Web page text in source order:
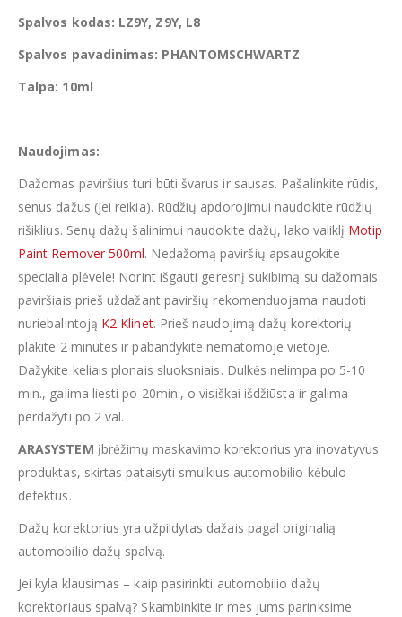
Spalvos kodas: LZ9Y, Z9Y, L8
Spalvos pavadinimas: PHANTOMSCHWARTZ
Talpa: 10ml
Naudojimas:
Dažomas paviršius turi būti švarus ir sausas. Pašalinkite rūdis,
senus dažus (jei reikia). Rūdžių apdorojimui naudokite rūdžių
rišiklius. Senų dažų šalinimui naudokite dažų, lako valiklį Motip
Paint Remover 500ml. Nedažomą paviršių apsaugokite
specialia plėvele! Norint išgauti geresnį sukibimą su dažomais
paviršiais prieš uždažant paviršių rekomenduojama naudoti
nuriebalintoją K2 Klinet. Prieš naudojimą dažų korektorių
plakite 2 minutes ir pabandykite nematomoje vietoje.
Dažykite keliais plonais sluoksniais. Dulkės nelimpa po 5-10
min., galima liesti po 20min., o visiškai išdžiūsta ir galima
perdažyti po 2 val.
ARASYSTEM įbrėžimų maskavimo korektorius yra inovatyvus
produktas, skirtas pataisyti smulkius automobilio kėbulo
defektus.
Dažų korektorius yra užpildytas dažais pagal originalią
automobilio dažų spalvą.
Jei kyla klausimas – kaip pasirinkti automobilio dažų
korektoriaus spalvą? Skambinkite ir mes jums parinksime